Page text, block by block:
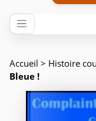
Accueil > Histoire
Bleue !